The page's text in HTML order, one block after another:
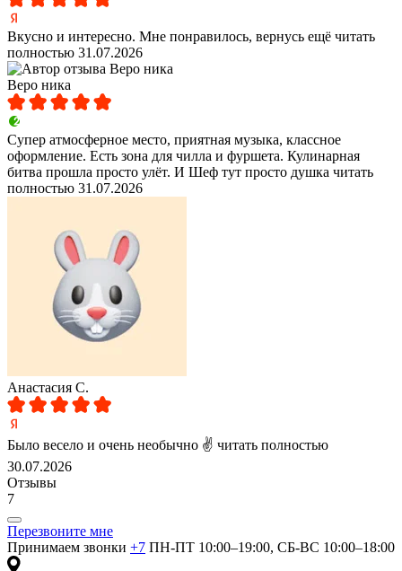
Вкусно и интересно. Мне понравилось, вернусь ещё читать
полностью 31.07.2026
Веро ника
Супер атмосферное место, приятная музыка, классное
оформление. Есть зона для чилла и фуршета. Кулинарная
битва прошла просто улёт. И Шеф тут просто душка читать
полностью 31.07.2026
Анастасия С.
Было весело и очень необычно ✌ читать полностью
30.07.2026
Отзывы
7
Перезвоните мне
Принимаем звонки +7 ПН-ПТ 10:00–19:00, СБ-ВС 10:00–18:00